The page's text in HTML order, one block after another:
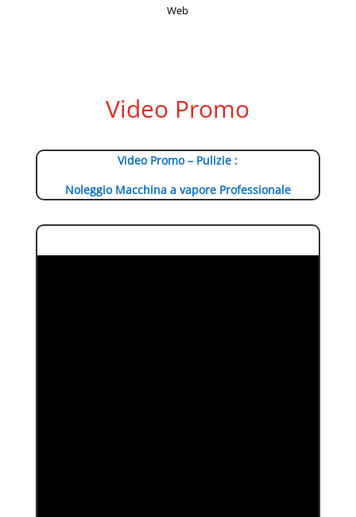
Web
Video Promo
Video Promo – Pulizie :
Noleggio Macchina a vapore Professionale